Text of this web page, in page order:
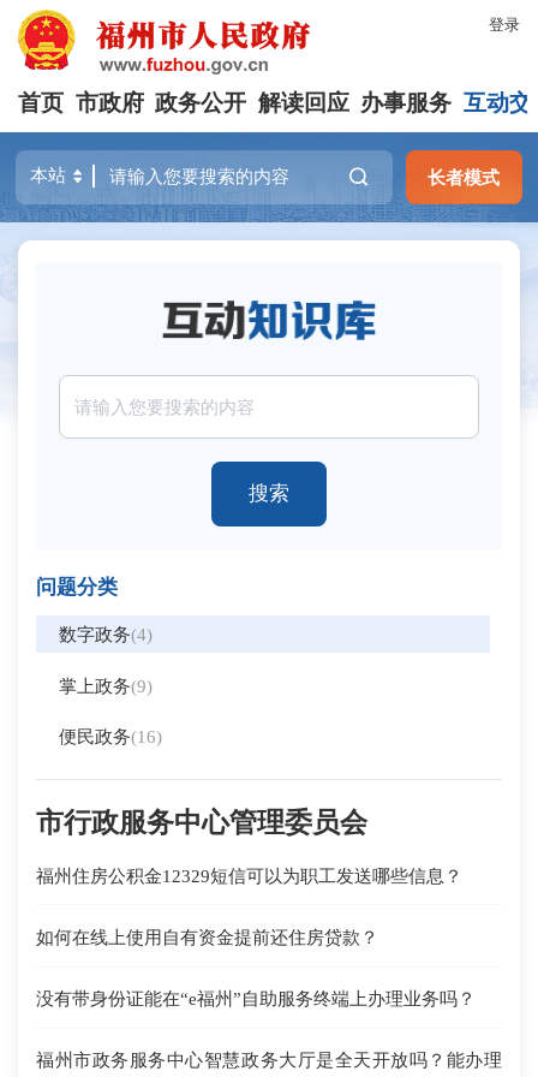
登录
首页 市政府 政务公开 解读回应 办事服务 互动交
长者模式
搜索
问题分类
数字政务(4)
掌上政务(9)
便民政务(16)
市行政服务中心管理委员会
福州住房公积金12329短信可以为职工发送哪些信息？
如何在线上使用自有资金提前还住房贷款？
没有带身份证能在“e福州”自助服务终端上办理业务吗？
福州市政务服务中心智慧政务大厅是全天开放吗？能办理